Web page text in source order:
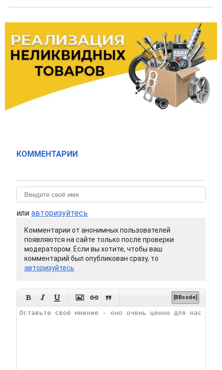
КОММЕНТАРИИ
или авторизуйтесь
Комментарии от анонимных пользователей
появляются на сайте только после проверки
модератором. Если вы хотите, чтобы ваш
комментарий был опубликован сразу, то
авторизуйтесь
      [BBcode]